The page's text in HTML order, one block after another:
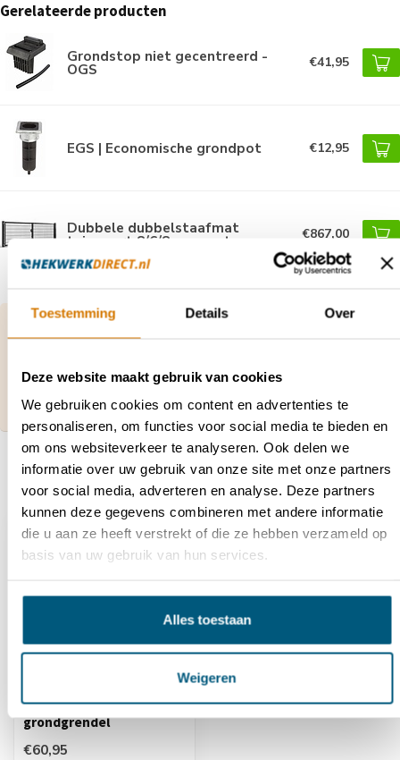
Toestemming Details Over
Deze website maakt gebruik van cookies
We gebruiken cookies om content en advertenties te
personaliseren, om functies voor social media te bieden en
om ons websiteverkeer te analyseren. Ook delen we
informatie over uw gebruik van onze site met onze partners
voor social media, adverteren en analyse. Deze partners
kunnen deze gegevens combineren met andere informatie
die u aan ze heeft verstrekt of die ze hebben verzameld op
basis van uw gebruik van hun services.
Alles toestaan
Weigeren
Gerelateerde producten
Grondstop niet gecentreerd -
OGS €41,95
EGS | Economische grondpot €12,95
Dubbele dubbelstaafmat
tuinpoort 8/6/8 - gecoat €867,00
Vragen over dit product of hulp nodig bij je
bestelling?
contact@hekwerkdirect.nlof bel
Wij zijn bereikbaar tussen 08:00 tot 16:00u.
Recent bekeken
Keydrop vergrendelbare
grondgrendel
€60,95